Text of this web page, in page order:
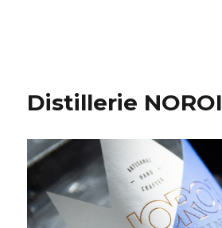
Distillerie NOROI